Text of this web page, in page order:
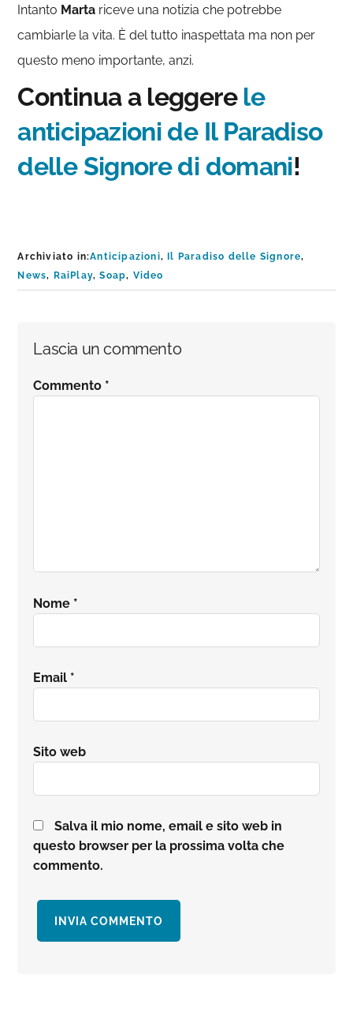
Intanto Marta riceve una notizia che potrebbe
cambiarle la vita. È del tutto inaspettata ma non per
questo meno importante, anzi.
Continua a leggere le
anticipazioni de Il Paradiso
delle Signore di domani!
Archiviato in:Anticipazioni, Il Paradiso delle Signore,
News, RaiPlay,Soap, Video
Interazioni
del
Lascia un commento
Commento *
Nome *
Email *
Sito web
Salva il mio nome, email e sito web in
questo browser per la prossima volta che
commento.